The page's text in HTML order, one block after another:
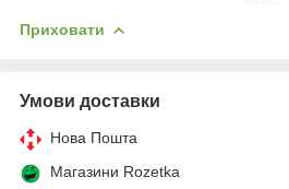
Приховати
Умови доставки
Нова Пошта
Магазини Rozetka